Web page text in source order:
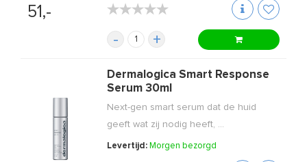
51,- ★★★★★
★★★★★
- +
Dermalogica Smart Response
Serum 30ml
Next-gen smart serum dat de huid
geeft wat zij nodig heeft, ...
Levertijd: Morgen bezorgd